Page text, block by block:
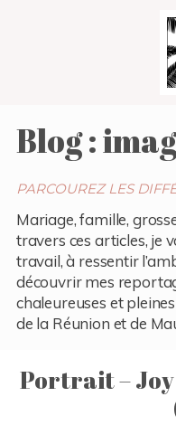
Blog :
PARCOUREZ LES
Mariage, famille,
travers ces articles, je
travail, à ressentir
découvrir mes
chaleureuses et
de la Réunion et de
Portrait –